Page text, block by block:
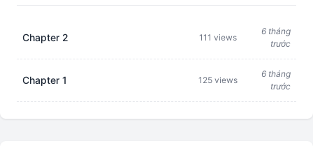
Chapter 2 111 views
6 tháng
trước
Chapter 1 125 views
6 tháng
trước